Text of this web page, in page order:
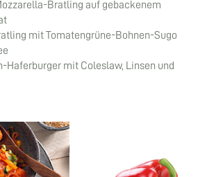
Bratling auf gebackenem
mit Tomatengrüne-Bohnen-Sugo
Haferburger mit Coleslaw, Linsen und